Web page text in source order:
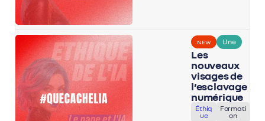
NEW Une
Les
nouveaux
visages de
l’esclavage
numérique
Éthiq
ue
Formati
on